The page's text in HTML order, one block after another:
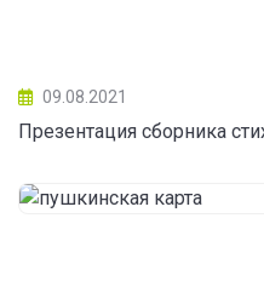
09.08.2021
Презентация сборника